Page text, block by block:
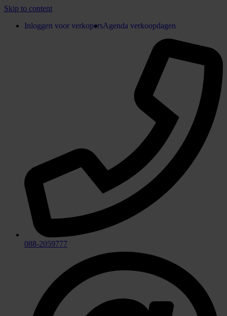
Skip to content
Inloggen voor verkopersAgenda verkoopdagen
088-2059777